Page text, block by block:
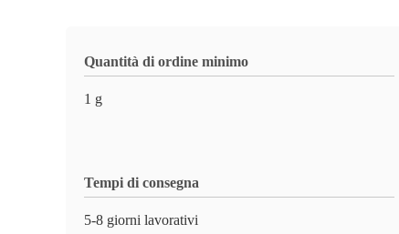
Quantità di ordine minimo
1 g
Tempi di consegna
5-8 giorni lavorativi